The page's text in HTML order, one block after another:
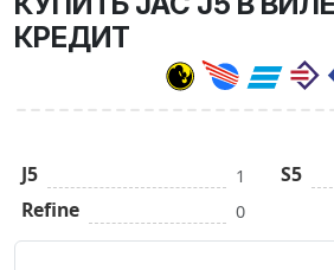
КРЕДИТ
J5 1
Refine 0
S5